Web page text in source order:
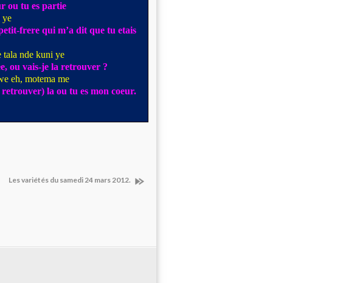
ou tu es partie
ye
frere qui m’a dit que tu etais
tala nde kuni ye
ou vais-je la retrouver ?
eh, motema me
la ou tu es mon coeur.
Les variétés du samedi 24 mars 2012.